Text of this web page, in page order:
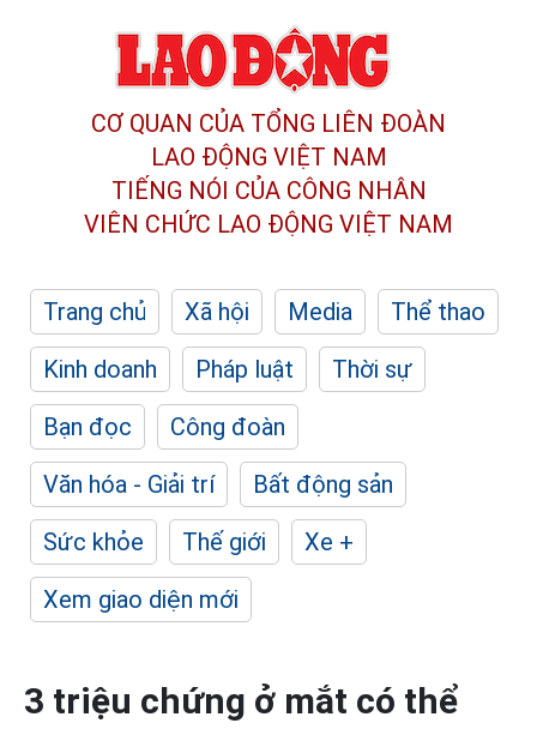
CƠ QUAN CỦA TỔNG LIÊN ĐOÀN
LAO ĐỘNG VIỆT NAM
TIẾNG NÓI CỦA CÔNG NHÂN
VIÊN CHỨC LAO ĐỘNG VIỆT NAM
Trang chủ Xã hội Media
Thể thao
Kinh doanh
Pháp luật
Thời sự
Bạn đọc
Công đoàn
Văn hóa - Giải trí
Bất động sản
Sức khỏe
Thế giới
Xe +
Xem giao diện mới
3 triệu chứng ở mắt có thể